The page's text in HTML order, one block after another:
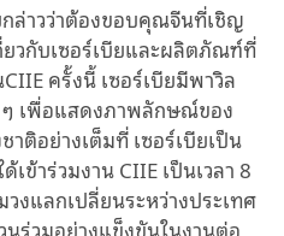
ล่าวว่าต้องขอบคุณจีนที่เชิญ
วกับเซอร์เบียและผลิตภัณฑ์ที่
ครั้งนี้ เซอร์เบียมีพาวิล
ๆ เพื่อแสดงภาพลักษณ์ของ
ติอย่างเต็มที่ เซอร์เบียเป็น
เข้าร่วมงาน CIIE เป็นเวลา 8
งแลกเปลี่ยนระหว่างประเทศ
นร่วมอย่างแข็งขันในงานต่อ